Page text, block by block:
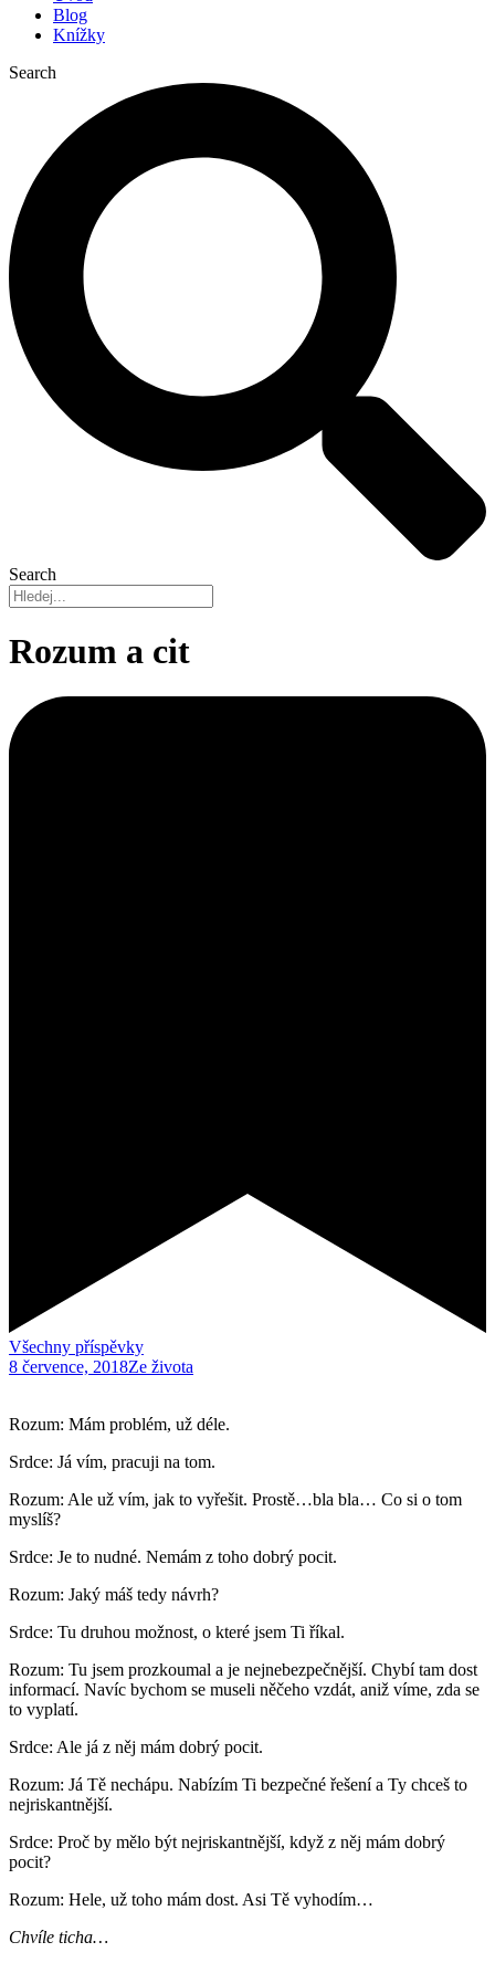
Blog
Knížky
Search
Search
Rozum a cit
Všechny příspěvky
8 července, 2018Ze života
Rozum: Mám problém, už déle.
Srdce: Já vím, pracuji na tom.
Rozum: Ale už vím, jak to vyřešit. Prostě…bla bla… Co si o tom
myslíš?
Srdce: Je to nudné. Nemám z toho dobrý pocit.
Rozum: Jaký máš tedy návrh?
Srdce: Tu druhou možnost, o které jsem Ti říkal.
Rozum: Tu jsem prozkoumal a je nejnebezpečnější. Chybí tam dost
informací. Navíc bychom se museli něčeho vzdát, aniž víme, zda se
to vyplatí.
Srdce: Ale já z něj mám dobrý pocit.
Rozum: Já Tě nechápu. Nabízím Ti bezpečné řešení a Ty chceš to
nejriskantnější.
Srdce: Proč by mělo být nejriskantnější, když z něj mám dobrý
pocit?
Rozum: Hele, už toho mám dost. Asi Tě vyhodím…
Chvíle ticha…